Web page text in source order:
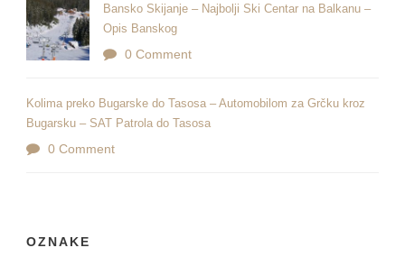
Bansko Skijanje – Najbolji Ski Centar na Balkanu –
Opis Banskog
0 Comment
Kolima preko Bugarske do Tasosa – Automobilom za Grčku kroz
Bugarsku – SAT Patrola do Tasosa
0 Comment
OZNAKE